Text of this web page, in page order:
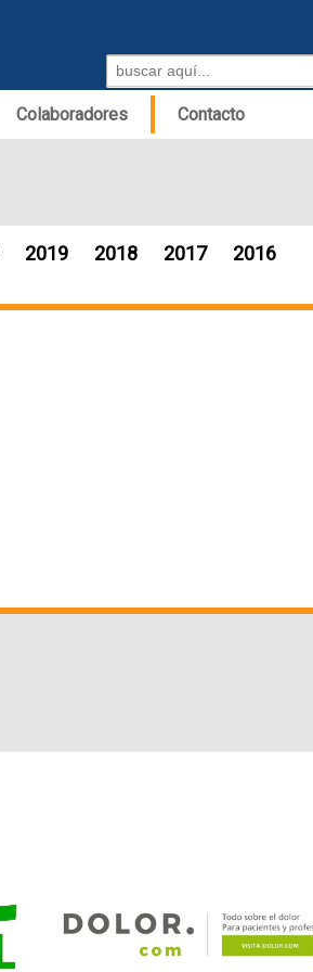
Buscar por:
Colaboradores Contacto
2019 2018 2017
2016